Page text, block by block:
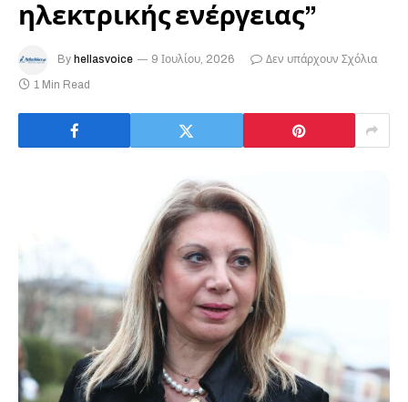
ηλεκτρικής ενέργειας”
By hellasvoice 9 Ιουλίου, 2026
Δεν υπάρχουν Σχόλια
1 Min Read